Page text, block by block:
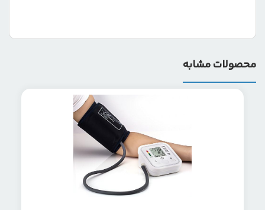
محصولات مشابه